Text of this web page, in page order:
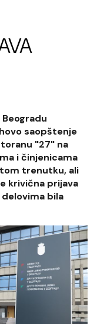
saopštenje
"27" na
i činjenicama
trenutku, ali
krivična prijava
bila